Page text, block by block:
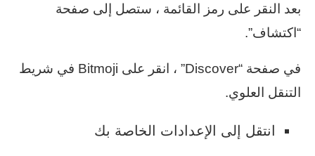
بعد النقر على رمز القائمة ، ستصل إلى صفحة
“اكتشاف”.
في صفحة “Discover” ، انقر على Bitmoji في شريط
التنقل العلوي.
انتقل إلى الإعدادات الخاصة بك